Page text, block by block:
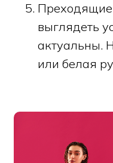
выглядеть
актуальны.
или белая